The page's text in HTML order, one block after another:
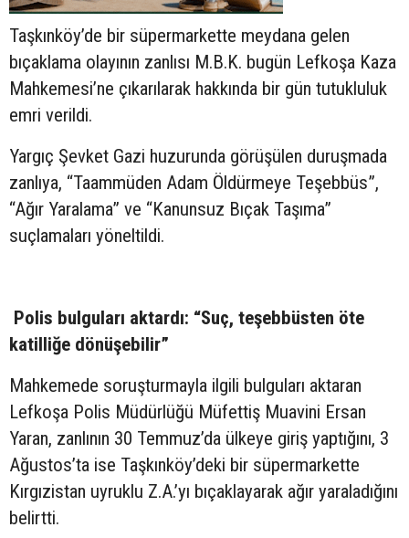
Taşkınköy’de bir süpermarkette meydana gelen
bıçaklama olayının zanlısı M.B.K. bugün Lefkoşa Kaza
Mahkemesi’ne çıkarılarak hakkında bir gün tutukluluk
emri verildi.
Yargıç Şevket Gazi huzurunda görüşülen duruşmada
zanlıya, “Taammüden Adam Öldürmeye Teşebbüs”,
“Ağır Yaralama” ve “Kanunsuz Bıçak Taşıma”
suçlamaları yöneltildi.
Polis bulguları aktardı: “Suç, teşebbüsten öte
katilliğe dönüşebilir”
Mahkemede soruşturmayla ilgili bulguları aktaran
Lefkoşa Polis Müdürlüğü Müfettiş Muavini Ersan
Yaran, zanlının 30 Temmuz’da ülkeye giriş yaptığını, 3
Ağustos’ta ise Taşkınköy’deki bir süpermarkette
Kırgızistan uyruklu Z.A.’yı bıçaklayarak ağır yaraladığını
belirtti.